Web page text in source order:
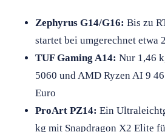
Zephyrus G14/G16: Bis zu
startet bei umgerechnet etwa
TUF Gaming A14: Nur 1,46
5060 und AMD Ryzen AI 9
Euro
ProArt PZ14: Ein
kg mit Snapdragon X2 Elite